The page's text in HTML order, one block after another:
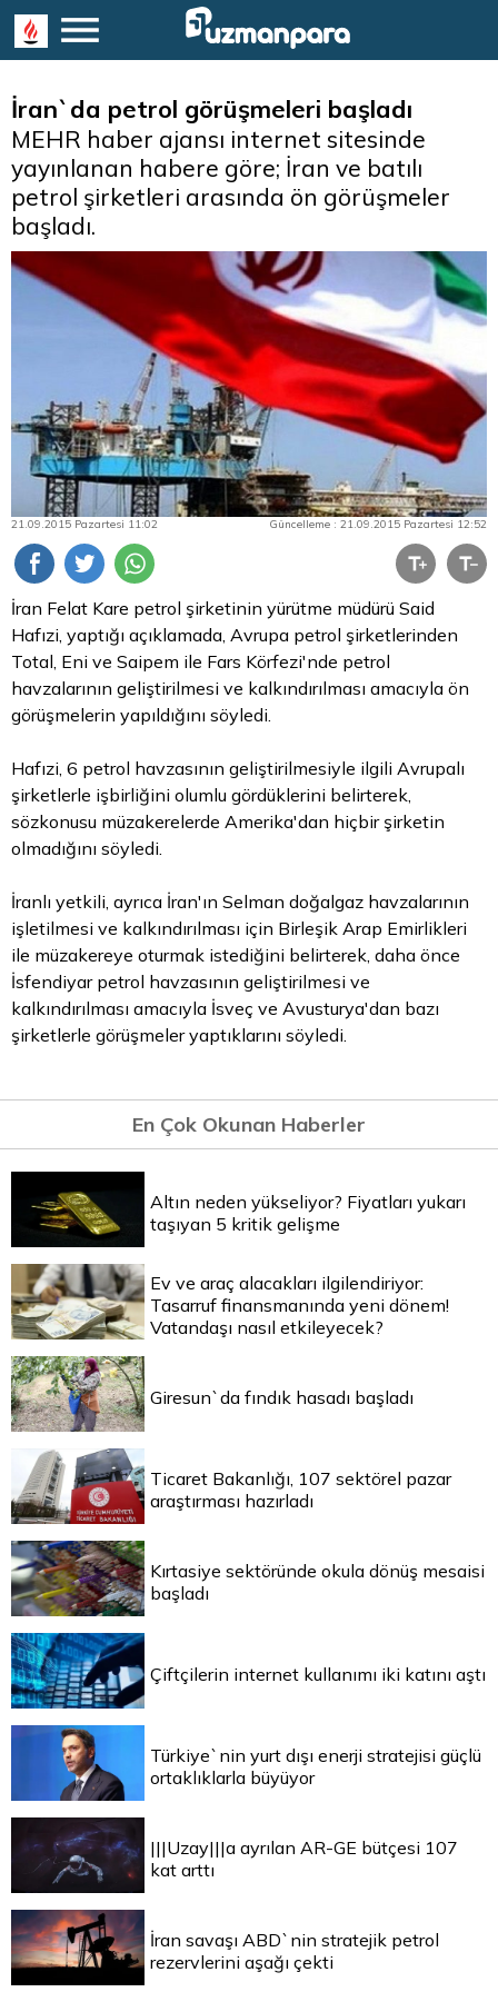
İran`da petrol görüşmeleri başladı
MEHR haber ajansı internet sitesinde
yayınlanan habere göre; İran ve batılı
petrol şirketleri arasında ön görüşmeler
başladı.
21.09.2015 Pazartesi 11:02 Güncelleme : 21.09.2015 Pazartesi 12:52
İran Felat Kare petrol şirketinin yürütme müdürü Said
Hafızi, yaptığı açıklamada, Avrupa petrol şirketlerinden
Total, Eni ve Saipem ile Fars Körfezi'nde petrol
havzalarının geliştirilmesi ve kalkındırılması amacıyla ön
görüşmelerin yapıldığını söyledi.
Hafızi, 6 petrol havzasının geliştirilmesiyle ilgili Avrupalı
şirketlerle işbirliğini olumlu gördüklerini belirterek,
sözkonusu müzakerelerde Amerika'dan hiçbir şirketin
olmadığını söyledi.
İranlı yetkili, ayrıca İran'ın Selman doğalgaz havzalarının
işletilmesi ve kalkındırılması için Birleşik Arap Emirlikleri
ile müzakereye oturmak istediğini belirterek, daha önce
İsfendiyar petrol havzasının geliştirilmesi ve
kalkındırılması amacıyla İsveç ve Avusturya'dan bazı
şirketlerle görüşmeler yaptıklarını söyledi.
En Çok Okunan Haberler
Altın neden yükseliyor? Fiyatları yukarı
taşıyan 5 kritik gelişme
Ev ve araç alacakları ilgilendiriyor:
Tasarruf finansmanında yeni dönem!
Vatandaşı nasıl etkileyecek?
Giresun`da fındık hasadı başladı
Ticaret Bakanlığı, 107 sektörel pazar
araştırması hazırladı
Kırtasiye sektöründe okula dönüş mesaisi
başladı
Çiftçilerin internet kullanımı iki katını aştı
Türkiye`nin yurt dışı enerji stratejisi güçlü
ortaklıklarla büyüyor
|||Uzay|||a ayrılan AR-GE bütçesi 107
kat arttı
İran savaşı ABD`nin stratejik petrol
rezervlerini aşağı çekti